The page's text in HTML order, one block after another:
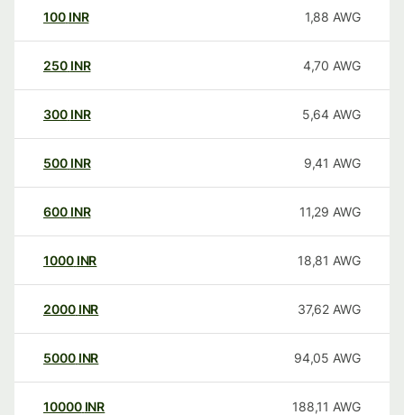
100 INR 1,88 AWG
250 INR 4,70 AWG
300 INR 5,64 AWG
500 INR 9,41 AWG
600 INR 11,29 AWG
1000 INR 18,81 AWG
2000 INR 37,62 AWG
5000 INR 94,05 AWG
10000 INR 188,11 AWG